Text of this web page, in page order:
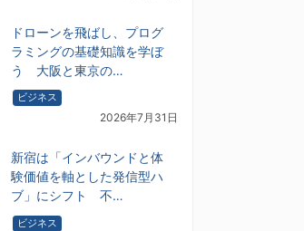
ドローンを飛ばし、プログ
ラミングの基礎知識を学ぼ
う 大阪と東京の…
ビジネス
2026年7月31日
新宿は「インバウンドと体
験価値を軸とした発信型ハ
ブ」にシフト 不…
ビジネス